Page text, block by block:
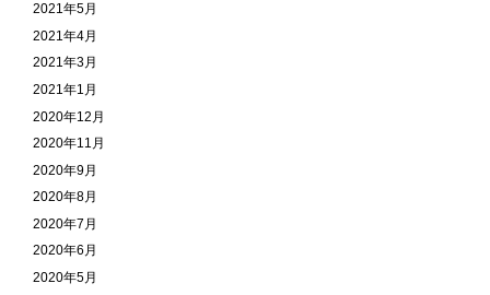
2021年5月
2021年4月
2021年3月
2021年1月
2020年12月
2020年11月
2020年9月
2020年8月
2020年7月
2020年6月
2020年5月